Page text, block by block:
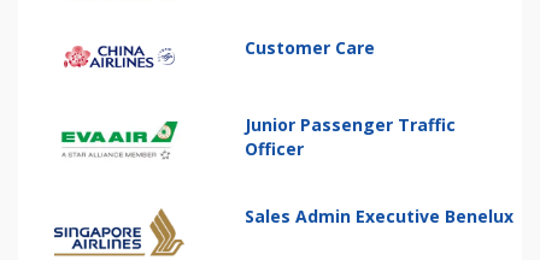
Customer Care
Junior Passenger Traffic
Officer
Sales Admin Executive Benelux